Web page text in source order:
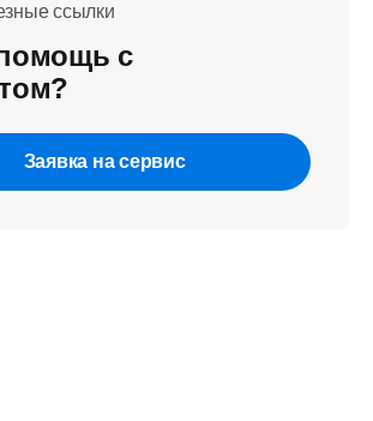
ссылки
с
Заявка на сервис